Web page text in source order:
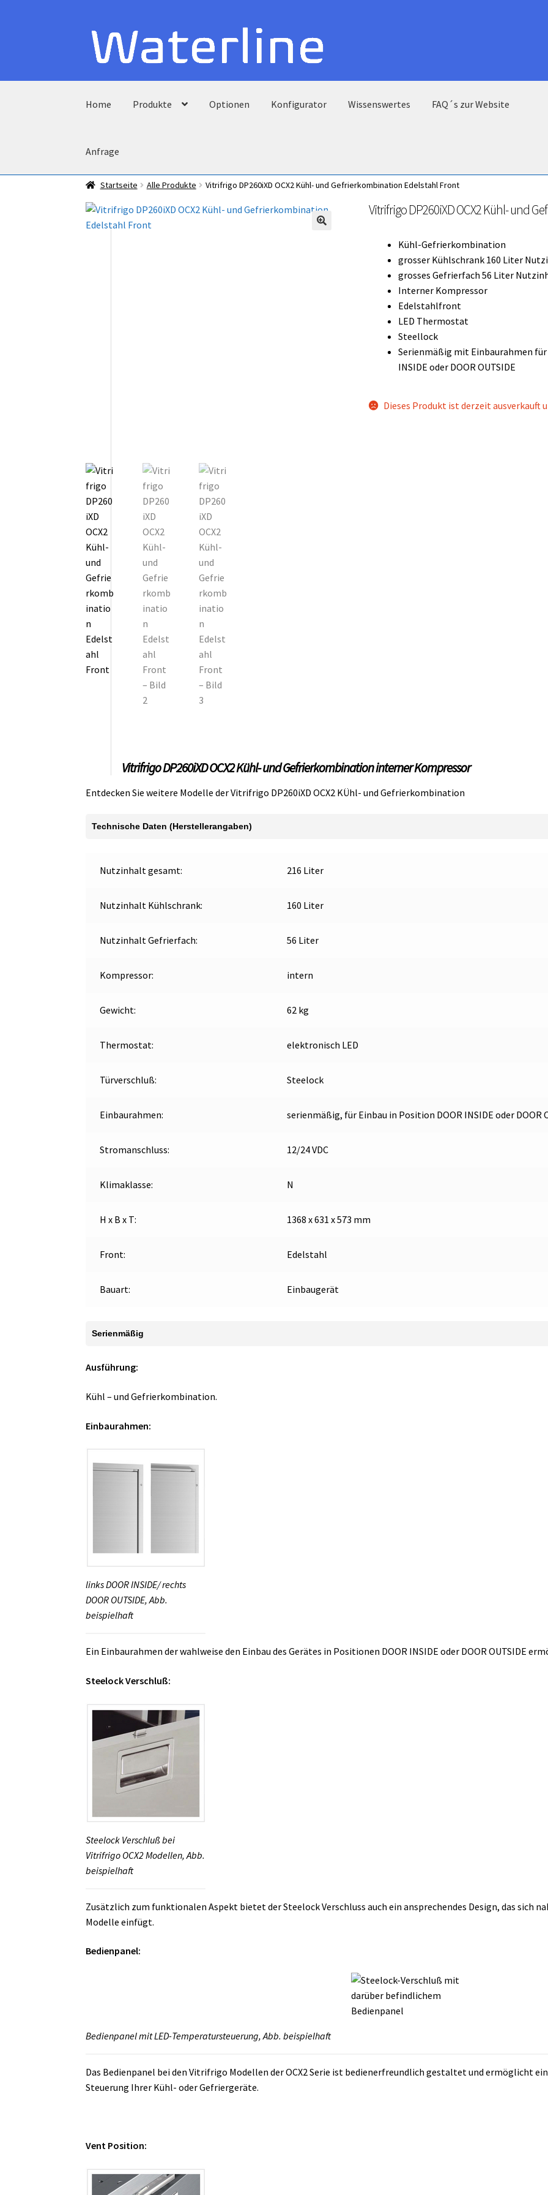
Zur
Navigation
springen
Zum
Inhalt
springen
Home Produkte Optionen Konfigurator Wissenswertes FAQ´s zur Website
Anfrage
Startseite Alle Produkte Vitrifrigo DP260iXD OCX2 Kühl- und Gefrierkombination Edelstahl Front
Vitrifrigo DP260iXD OCX2 Kühl- und
Kühl-Gefrierkombination
grosser Kühlschrank 160 Liter
grosses Gefrierfach 56 Liter
Interner Kompressor
Edelstahlfront
LED Thermostat
Steellock
Serienmäßig mit Einbaurahmen
INSIDE oder DOOR OUTSIDE
Dieses Produkt ist derzeit ausverkauft
Vitrifrigo DP260iXD OCX2 Kühl- und Gefrierkombination interner Kompressor
Entdecken Sie weitere Modelle der Vitrifrigo DP260iXD OCX2 KÜhl- und Gefrierkombination
Technische Daten (Herstellerangaben)
Nutzinhalt gesamt: 216 Liter
Nutzinhalt Kühlschrank: 160 Liter
Nutzinhalt Gefrierfach: 56 Liter
Kompressor: intern
Gewicht: 62 kg
Thermostat: elektronisch LED
Türverschluß: Steelock
Einbaurahmen: serienmäßig, für Einbau in Position DOOR INSIDE oder DOOR
Stromanschluss: 12/24 VDC
Klimaklasse: N
H x B x T: 1368 x 631 x 573 mm
Front: Edelstahl
Bauart: Einbaugerät
Serienmäßig
Ausführung:
Kühl – und Gefrierkombination.
Einbaurahmen:
links DOOR INSIDE/ rechts
DOOR OUTSIDE, Abb.
beispielhaft
Ein Einbaurahmen der wahlweise den Einbau des Gerätes in Positionen DOOR INSIDE oder DOOR OUTSIDE
Steelock Verschluß:
Steelock Verschluß bei
Vitrifrigo OCX2 Modellen, Abb.
beispielhaft
Zusätzlich zum funktionalen Aspekt bietet der Steelock Verschluss auch ein ansprechendes Design, das sich
Modelle einfügt.
Bedienpanel:
Bedienpanel mit LED-Temperatursteuerung, Abb. beispielhaft
Das Bedienpanel bei den Vitrifrigo Modellen der OCX2 Serie ist bedienerfreundlich gestaltet und ermöglicht
Steuerung Ihrer Kühl- oder Gefriergeräte.
Vent Position: